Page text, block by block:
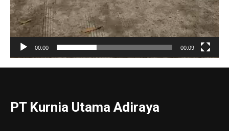
00:00 00:09
PT Kurnia Utama Adiraya